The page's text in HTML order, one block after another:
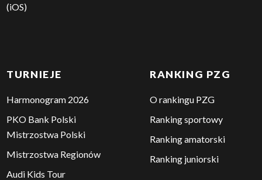
(iOS)
TURNIEJE
Harmonogram 2026
PKO Bank Polski
Mistrzostwa Polski
Mistrzostwa Regionów
Audi Kids Tour
RANKING PZG
O rankingu PZG
Ranking sportowy
Ranking amatorski
Ranking juniorski